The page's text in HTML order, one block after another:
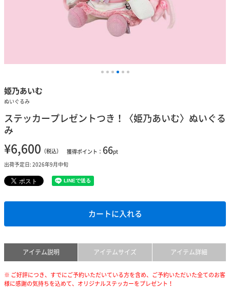
姫乃あいむ
ぬいぐるみ
ステッカープレゼントつき！〈姫乃あいむ〉ぬいぐる
み
¥6,600 （税込） 獲得ポイント： 66pt
出荷予定日: 2026年9月中旬
カートに入れる
アイテム説明 アイテムサイズ アイテム詳細
※ ご好評につき、すでにご予約いただいている方を含め、ご予約いただいた全てのお客
様に感謝の気持ちを込めて、オリジナルステッカーをプレゼント！